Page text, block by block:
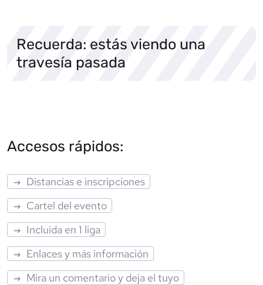
Recuerda: estás viendo una
travesía pasada
Accesos rápidos:
Distancias e inscripciones
Cartel del evento
Incluida en 1 liga
Enlaces y más información
Mira un comentario y deja el tuyo